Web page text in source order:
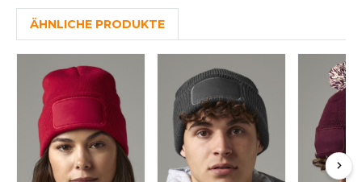
MORNING STUDIOS
SEGURIDAD
DUICK
ÄHNLICHE PRODUKTE